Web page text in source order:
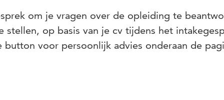
informatie te kunnen vervaardigen.
context de organisatorische context analyseren en
om je vragen over de opleiding te
stellen, op basis van je cv tijdens het
voor persoonlijk advies onderaan de